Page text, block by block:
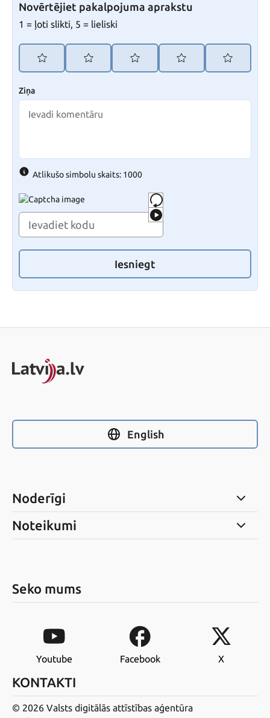
Novērtējiet pakalpojuma aprakstu
1 = ļoti slikti, 5 = lieliski
Ziņa
Atlikušo simbolu skaits: 1000
Iesniegt
English
Noderīgi
Noteikumi
Seko mums
Youtube Facebook X
KONTAKTI
© 2026 Valsts digitālās attīstības aģentūra